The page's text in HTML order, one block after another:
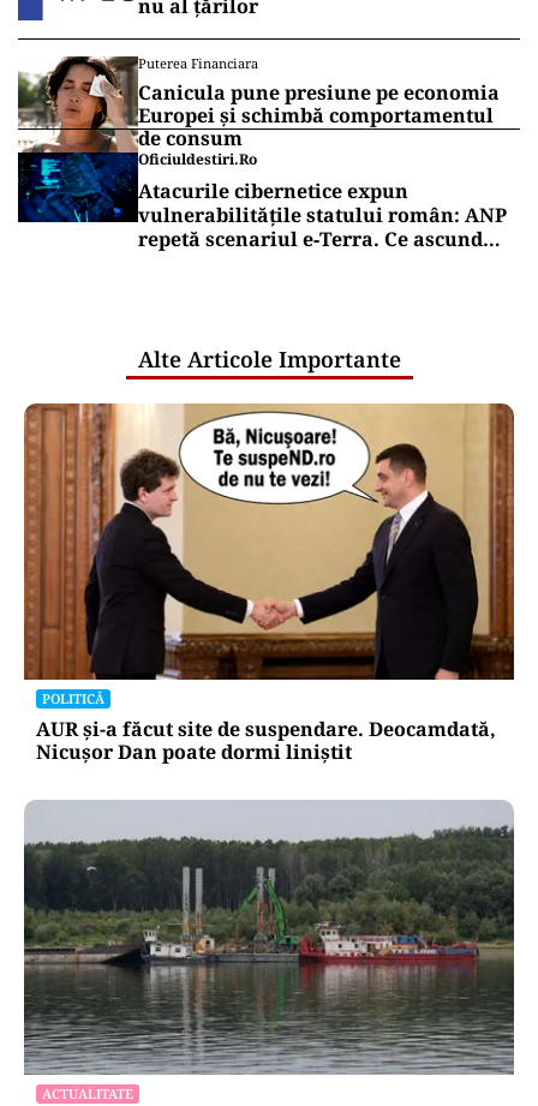
nu al țărilor
Puterea Financiara
Canicula pune presiune pe economia
Europei și schimbă comportamentul
de consum
Oficiuldestiri.ro
Atacurile cibernetice expun
vulnerabilitățile statului român: ANP
repetă scenariul e‑Terra. Ce ascund
Alte Articole Importante
POLITICĂ
AUR și-a făcut site de suspendare. Deocamdată,
Nicușor Dan poate dormi liniștit
ACTUALITATE